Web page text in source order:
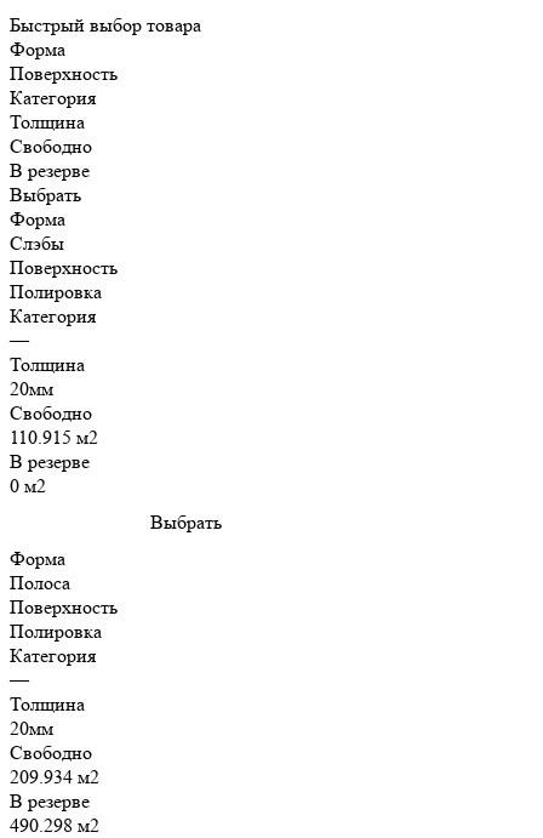
Быстрый выбор товара
Форма
Поверхность
Категория
Толщина
Свободно
В резерве
Выбрать
Форма
Слэбы
Поверхность
Полировка
Категория
—
Толщина
20мм
Свободно
110.915 м2
В резерве
0 м2
Выбрать
Форма
Полоса
Поверхность
Полировка
Категория
—
Толщина
20мм
Свободно
209.934 м2
В резерве
490.298 м2